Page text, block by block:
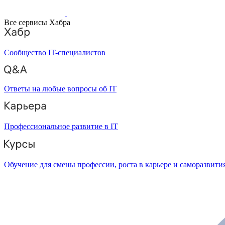
Все сервисы Хабра
Сообщество IT-специалистов
Ответы на любые вопросы об IT
Профессиональное развитие в IT
Обучение для смены профессии, роста в карьере и